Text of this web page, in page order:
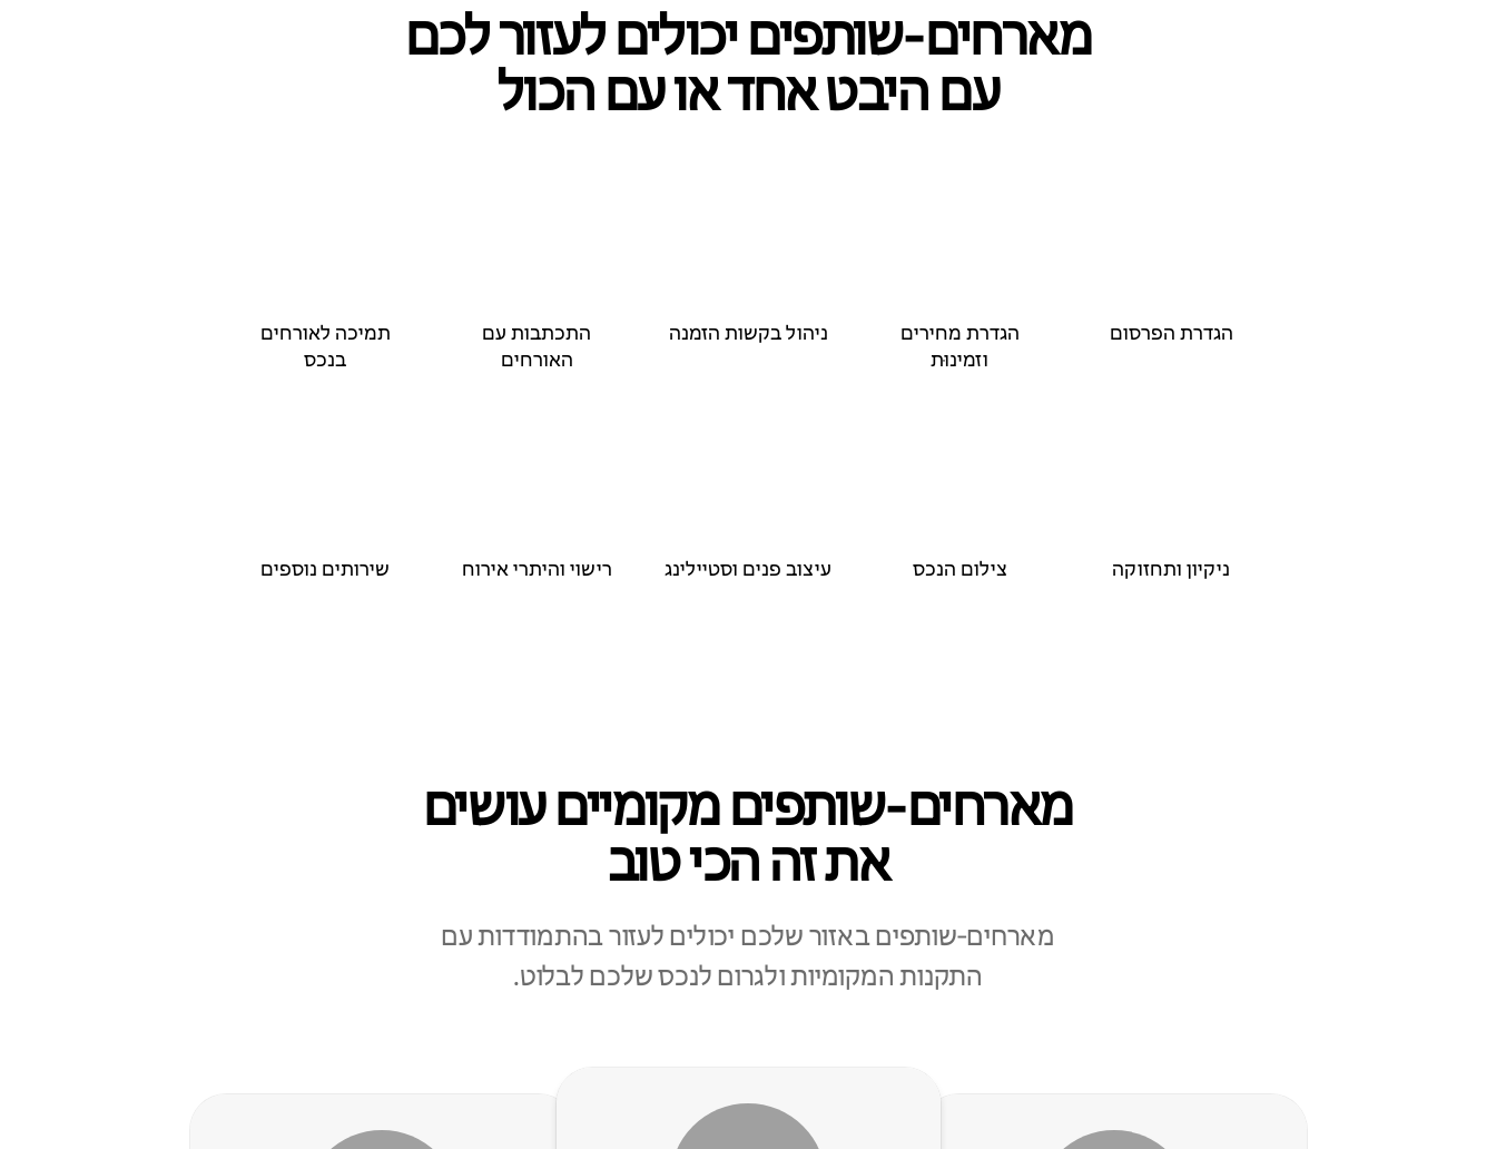
מארחים‑שותפים יכולים לעזור לכם
עם היבט אחד או עם הכול
הגדרת הפרסום
הגדרת מחירים
וזמינוּת
ניהול בקשות הזמנה
התכתבות עם
האורחים
תמיכה לאורחים
בנכס
ניקיון ותחזוקה צילום הנכס עיצוב פנים וסטיילינג רישוי והיתרי אירוח שירותים נוספים
מארחים‑שותפים מקומיים עושים
את זה הכי טוב
מארחים‑שותפים באזור שלכם יכולים לעזור בהתמודדות עם
התקנות המקומיות ולגרום לנכס שלכם לבלוט.